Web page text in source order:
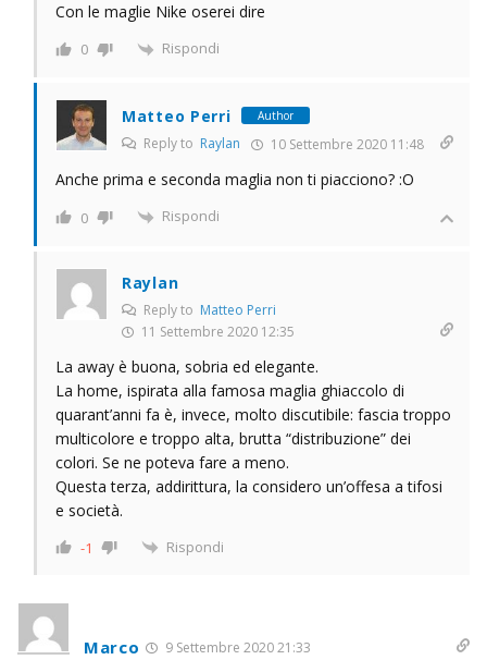
Con le maglie Nike oserei dire
0 Rispondi
Matteo Perri Author
Reply to Raylan 10 Settembre 2020 11:48
Anche prima e seconda maglia non ti piacciono? :O
0 Rispondi
Raylan
Reply to Matteo Perri
11 Settembre 2020 12:35
La away è buona, sobria ed elegante.
La home, ispirata alla famosa maglia ghiaccolo di
quarant’anni fa è, invece, molto discutibile: fascia troppo
multicolore e troppo alta, brutta “distribuzione” dei
colori. Se ne poteva fare a meno.
Questa terza, addirittura, la considero un’offesa a tifosi
e società.
-1 Rispondi
Marco 9 Settembre 2020 21:33